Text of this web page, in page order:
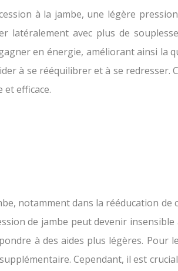
à la jambe, une légère
avec plus de
en énergie, améliorant ainsi la
à se rééquilibrer et à se
efficace.
notamment dans la rééducation de
de jambe peut devenir insensible
à des aides plus légères. Pour
Cependant, il est